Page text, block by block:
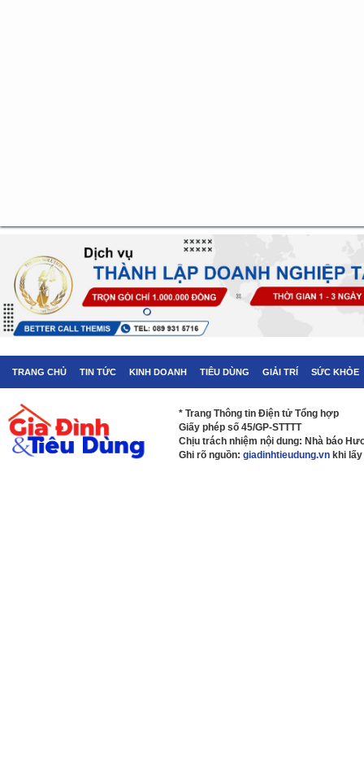
TRANG CHỦ TIN TỨC KINH DOANH TIÊU DÙNG GIẢI TRÍ SỨC KHỎE
* Trang Thông tin Điện tử Tổng hợp
Giấy phép số 45/GP-STTTT
Chịu trách nhiệm nội dung: Nhà báo
Ghi rõ nguồn: giadinhtieudung.vn khi